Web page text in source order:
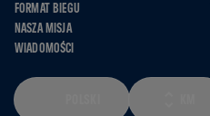
FORMAT BIEGU
NASZA MISJA
WIADOMOŚCI